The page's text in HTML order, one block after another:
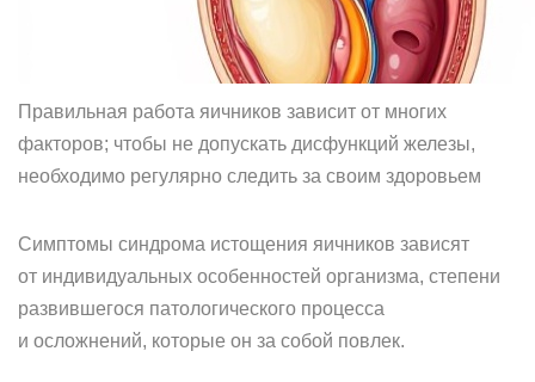
Правильная работа яичников зависит от многих
факторов; чтобы не допускать дисфункций железы,
необходимо регулярно следить за своим здоровьем
Симптомы синдрома истощения яичников зависят
от индивидуальных особенностей организма, степени
развившегося патологического процесса
и осложнений, которые он за собой повлек.